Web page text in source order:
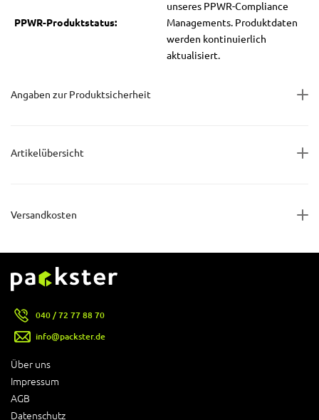
PPWR-Produktstatus:
unseres PPWR-Compliance
Managements. Produktdaten
werden kontinuierlich
aktualisiert.
Angaben zur Produktsicherheit
Artikelübersicht
Versandkosten
Über uns
Impressum
AGB
Datenschutz
040 / 72 77 88 70
info@packster.de